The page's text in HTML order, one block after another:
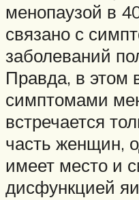
менопаузой в
связано с
заболеваний
Правда, в этом
симптомами
встречается
часть женщин,
имеет место и
дисфункцией